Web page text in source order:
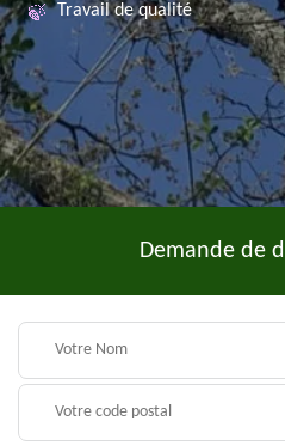
Travail de qualité
Demande de